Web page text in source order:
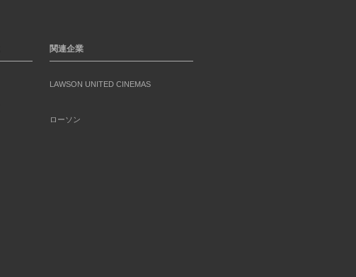
関連企業
LAWSON UNITED CINEMAS
ローソン